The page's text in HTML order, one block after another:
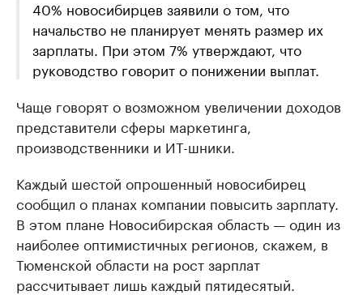
40% новосибирцев заявили о том, что
начальство не планирует менять размер их
зарплаты. При этом 7% утверждают, что
руководство говорит о понижении выплат.
Чаще говорят о возможном увеличении доходов
представители сферы маркетинга,
производственники и ИТ-шники.
Каждый шестой опрошенный новосибирец
сообщил о планах компании повысить зарплату.
В этом плане Новосибирская область — один из
наиболее оптимистичных регионов, скажем, в
Тюменской области на рост зарплат
рассчитывает лишь каждый пятидесятый.